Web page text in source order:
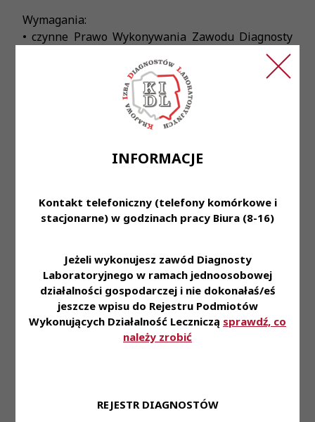
INFORMACJE
Kontakt telefoniczny (telefony komórkowe i
stacjonarne) w godzinach pracy Biura (8-16)
Jeżeli wykonujesz zawód Diagnosty
Laboratoryjnego w ramach jednoosobowej
działalności gospodarczej i nie dokonałaś/eś
jeszcze wpisu do Rejestru Podmiotów
Wykonujących Działalność Leczniczą sprawdź, co
należy zrobić
REJESTR DIAGNOSTÓW
Wymagania:
• czynne Prawo Wykonywania Zawodu Diagnosty
• uprawnienia serologiczne
• rozwinięte umiejętności manualne w pracy
• dobra organizacja pracy
• zaangażowanie, dokładność i sumienność w
Oferujemy:
• stabilne zatrudnienie na podstawie umowy o
ich rodzin
• dofinansowanie do ubezpieczenia na życie oraz
karty Multisport
• możliwość korzystania z prywatnej opieki
• styczność z szerokim spectrum przypadków